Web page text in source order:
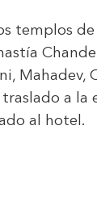
templos
Mahadev,
a la
al hotel.